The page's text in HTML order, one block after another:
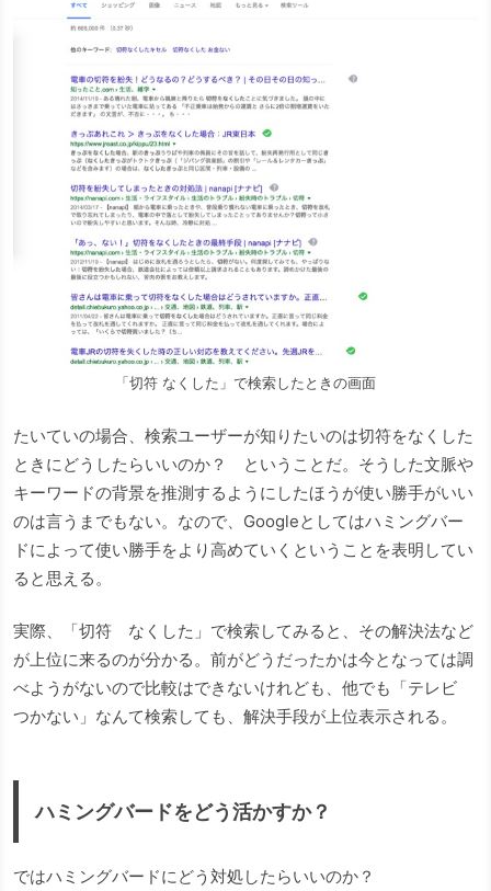
「切符 なくした」で検索したときの画面
たいていの場合、検索ユーザーが知りたいのは切符をなくした
ときにどうしたらいいのか？ ということだ。そうした文脈や
キーワードの背景を推測するようにしたほうが使い勝手がいい
のは言うまでもない。なので、Googleとしてはハミングバー
ドによって使い勝手をより高めていくということを表明してい
ると思える。
実際、「切符 なくした」で検索してみると、その解決法など
が上位に来るのが分かる。前がどうだったかは今となっては調
べようがないので比較はできないけれども、他でも「テレビ
つかない」なんて検索しても、解決手段が上位表示される。
ハミングバードをどう活かすか？
ではハミングバードにどう対処したらいいのか？